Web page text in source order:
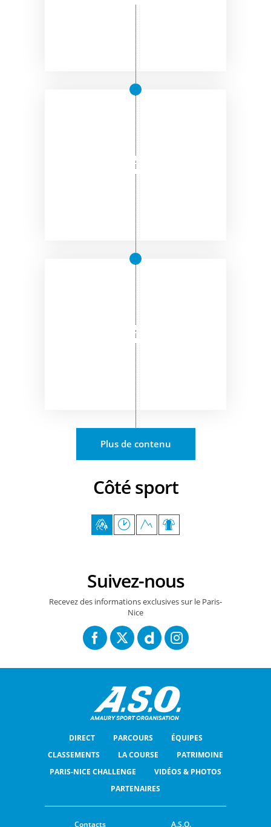
Plus de contenu
Côté sport
Suivez-nous
Recevez des informations exclusives sur le Paris-
Nice
DIRECT PARCOURS
ÉQUIPES
CLASSEMENTS
LA COURSE
PATRIMOINE
PARIS-NICE CHALLENGE
VIDÉOS & PHOTOS
PARTENAIRES
Contacts A.S.O.